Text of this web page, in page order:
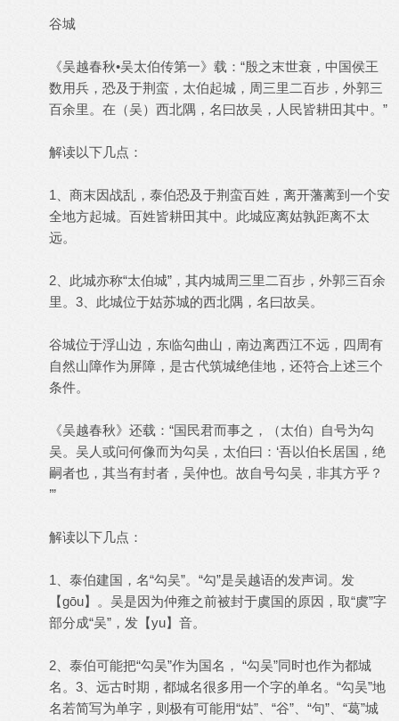
谷城
《吴越春秋•吴太伯传第一》载：“殷之末世衰，中国侯王
数用兵，恐及于荆蛮，太伯起城，周三里二百步，外郭三
百余里。在（吴）西北隅，名曰故吴，人民皆耕田其中。”
解读以下几点：
1、商末因战乱，泰伯恐及于荆蛮百姓，离开藩蓠到一个安
全地方起城。百姓皆耕田其中。此城应离姑孰距离不太
远。
2、此城亦称“太伯城”，其内城周三里二百步，外郭三百余
里。3、此城位于姑苏城的西北隅，名曰故吴。
谷城位于浮山边，东临勾曲山，南边离西江不远，四周有
自然山障作为屏障，是古代筑城绝佳地，还符合上述三个
条件。
《吴越春秋》还载：“国民君而事之，（太伯）自号为勾
吴。吴人或问何像而为勾吴，太伯曰：‘吾以伯长居国，绝
嗣者也，其当有封者，吴仲也。故自号勾吴，非其方乎？
’”
解读以下几点：
1、泰伯建国，名“勾吴”。“勾”是吴越语的发声词。发
【gōu】。吴是因为仲雍之前被封于虞国的原因，取“虞”字
部分成“吴”，发【yu】音。
2、泰伯可能把“勾吴”作为国名， “勾吴”同时也作为都城
名。3、远古时期，都城名很多用一个字的单名。“勾吴”地
名若简写为单字，则极有可能用“姑”、“谷”、“句”、“葛”城